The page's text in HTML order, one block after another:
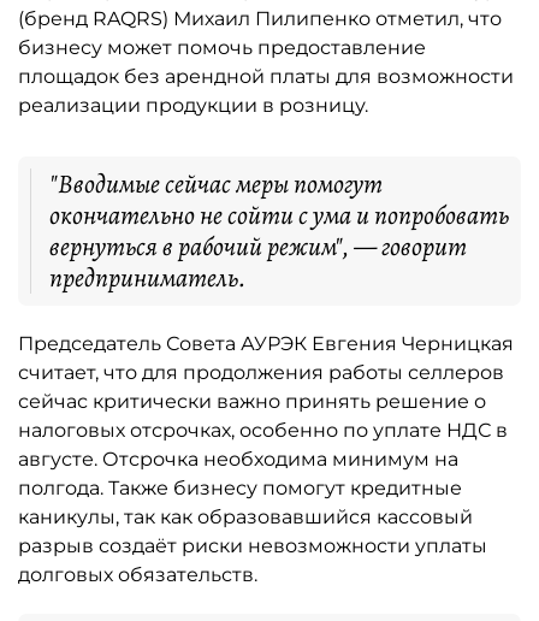
(бренд RAQRS) Михаил Пилипенко отметил, что
бизнесу может помочь предоставление
площадок без арендной платы для возможности
реализации продукции в розницу.
"Вводимые сейчас меры помогут
окончательно не сойти с ума и попробовать
вернуться в рабочий режим", — говорит
предприниматель.
Председатель Совета АУРЭК Евгения Черницкая
считает, что для продолжения работы селлеров
сейчас критически важно принять решение о
налоговых отсрочках, особенно по уплате НДС в
августе. Отсрочка необходима минимум на
полгода. Также бизнесу помогут кредитные
каникулы, так как образовавшийся кассовый
разрыв создаёт риски невозможности уплаты
долговых обязательств.